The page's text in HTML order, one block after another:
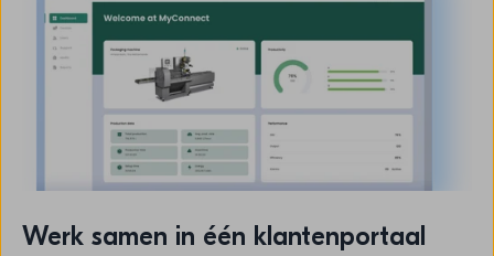
Werk samen in één klantenportaal